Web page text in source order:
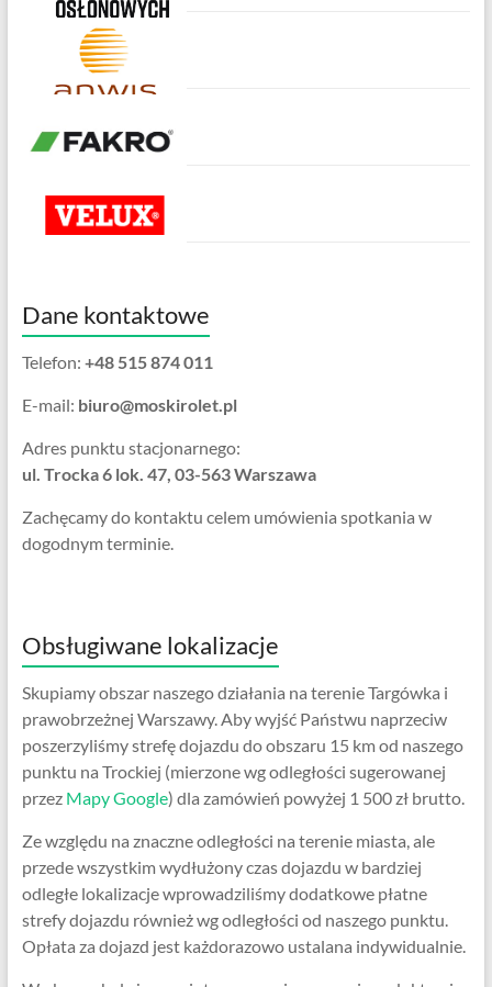
Dane kontaktowe
Telefon: +48 515 874 011
E-mail: biuro@moskirolet.pl
Adres punktu stacjonarnego:
ul. Trocka 6 lok. 47, 03-563 Warszawa
Zachęcamy do kontaktu celem umówienia spotkania w
dogodnym terminie.
Obsługiwane lokalizacje
Skupiamy obszar naszego działania na terenie Targówka i
prawobrzeżnej Warszawy. Aby wyjść Państwu naprzeciw
poszerzyliśmy strefę dojazdu do obszaru 15 km od naszego
punktu na Trockiej (mierzone wg odległości sugerowanej
przez Mapy Google) dla zamówień powyżej 1 500 zł brutto.
Ze względu na znaczne odległości na terenie miasta, ale
przede wszystkim wydłużony czas dojazdu w bardziej
odległe lokalizacje wprowadziliśmy dodatkowe płatne
strefy dojazdu również wg odległości od naszego punktu.
Opłata za dojazd jest każdorazowo ustalana indywidualnie.